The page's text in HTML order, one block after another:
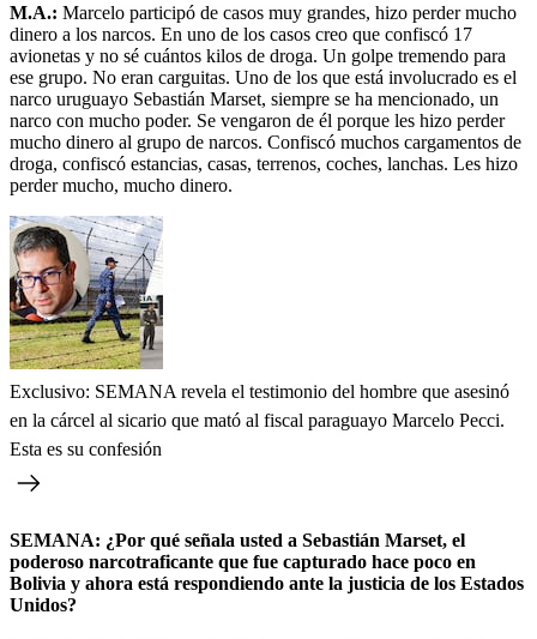
M.A.: Marcelo participó de casos muy grandes, hizo perder mucho
dinero a los narcos. En uno de los casos creo que confiscó 17
avionetas y no sé cuántos kilos de droga. Un golpe tremendo para
ese grupo. No eran carguitas. Uno de los que está involucrado es el
narco uruguayo Sebastián Marset, siempre se ha mencionado, un
narco con mucho poder. Se vengaron de él porque les hizo perder
mucho dinero al grupo de narcos. Confiscó muchos cargamentos de
droga, confiscó estancias, casas, terrenos, coches, lanchas. Les hizo
perder mucho, mucho dinero.
Exclusivo: SEMANA revela el testimonio del hombre que asesinó
en la cárcel al sicario que mató al fiscal paraguayo Marcelo Pecci.
Esta es su confesión
SEMANA: ¿Por qué señala usted a Sebastián Marset, el
poderoso narcotraficante que fue capturado hace poco en
Bolivia y ahora está respondiendo ante la justicia de los Estados
Unidos?